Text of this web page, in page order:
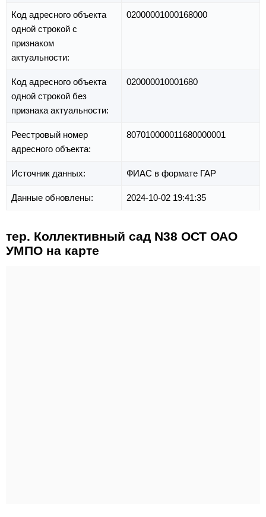
Код адресного объекта
одной строкой с
признаком
актуальности:
02000001000168000
Код адресного объекта
одной строкой без
признака актуальности:
020000010001680
Реестровый номер
адресного объекта:
807010000011680000001
Источник данных: ФИАС в формате ГАР
Данные обновлены: 2024-10-02 19:41:35
тер. Коллективный сад N38 ОСТ ОАО
УМПО на карте